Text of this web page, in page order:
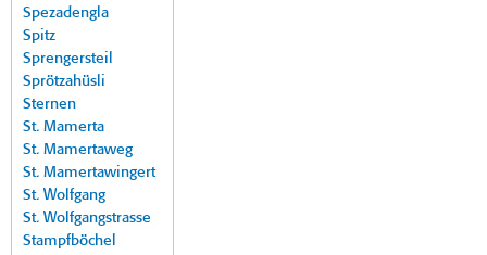
Spezadengla
Spitz
Sprengersteil
Sprötzahüsli
Sternen
St. Mamerta
St. Mamertaweg
St. Mamertawingert
St. Wolfgang
St. Wolfgangstrasse
Stampfböchel